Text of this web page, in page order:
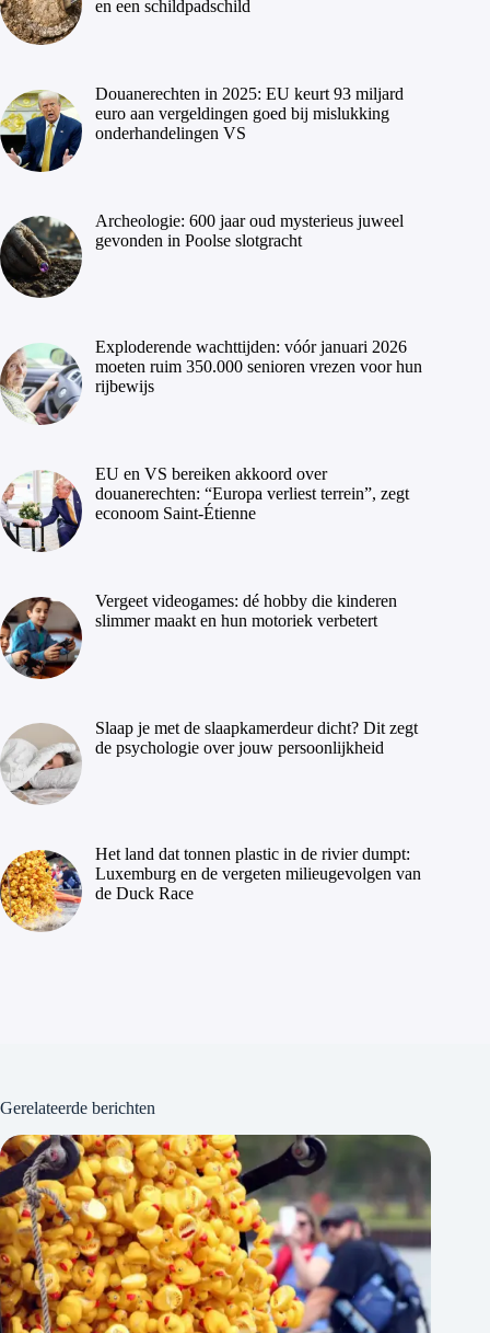
en een schildpadschild
Douanerechten in 2025: EU keurt 93 miljard
euro aan vergeldingen goed bij mislukking
onderhandelingen VS
Archeologie: 600 jaar oud mysterieus juweel
gevonden in Poolse slotgracht
Exploderende wachttijden: vóór januari 2026
moeten ruim 350.000 senioren vrezen voor hun
rijbewijs
EU en VS bereiken akkoord over
douanerechten: “Europa verliest terrein”, zegt
econoom Saint-Étienne
Vergeet videogames: dé hobby die kinderen
slimmer maakt en hun motoriek verbetert
Slaap je met de slaapkamerdeur dicht? Dit zegt
de psychologie over jouw persoonlijkheid
Het land dat tonnen plastic in de rivier dumpt:
Luxemburg en de vergeten milieugevolgen van
de Duck Race
Gerelateerde berichten